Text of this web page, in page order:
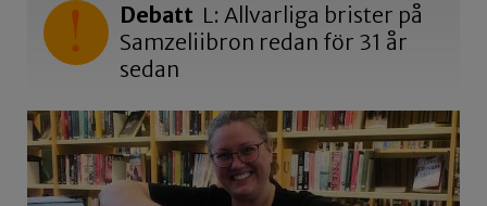
Debatt L: Allvarliga brister på
Samzeliibron redan för 31 år
sedan